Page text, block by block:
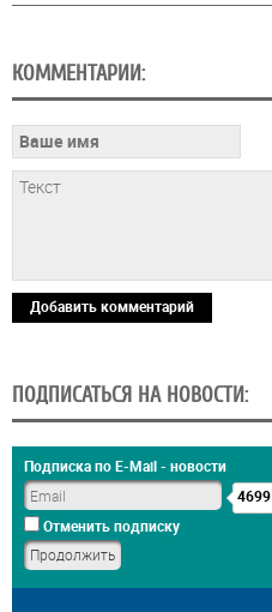
КОММЕНТАРИИ:
Добавить комментарий
ПОДПИСАТЬСЯ НА НОВОСТИ:
Подписка по E-Mail - новости
4699
Отменить подписку